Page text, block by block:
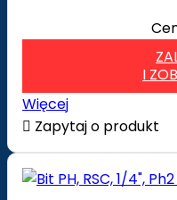
I
Więcej
 Zapytaj o produkt